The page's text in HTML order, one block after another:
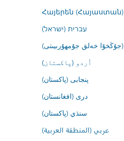
Հայերեն (Հայաստան)
עברית (ישראל)
(جۇڭخۇا خەلق جۇمھۇرىيىتى)
اُردو (پاکستان)
پنجابی (پاکستان)
درى (افغانستان)
سنڌي (پاکستان)
عربي (المنطقة العربية)